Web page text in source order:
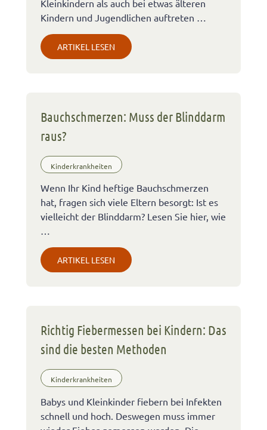
Kleinkindern als auch bei etwas älteren
Kindern und Jugendlichen auftreten …
ARTIKEL LESEN
Bauchschmerzen: Muss der Blinddarm
raus?
Kinderkrankheiten
Wenn Ihr Kind heftige Bauchschmerzen
hat, fragen sich viele Eltern besorgt: Ist es
vielleicht der Blinddarm? Lesen Sie hier, wie
…
ARTIKEL LESEN
Richtig Fiebermessen bei Kindern: Das
sind die besten Methoden
Kinderkrankheiten
Babys und Kleinkinder fiebern bei Infekten
schnell und hoch. Deswegen muss immer